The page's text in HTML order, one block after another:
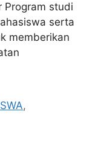
studi
serta
memberikan
,